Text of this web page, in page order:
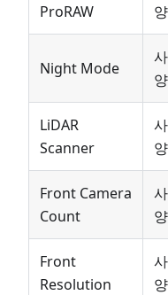
ProRAW
양
Night Mode
사
양
LiDAR
Scanner
사
양
Front Camera
Count
사
양
Front
Resolution
사
양